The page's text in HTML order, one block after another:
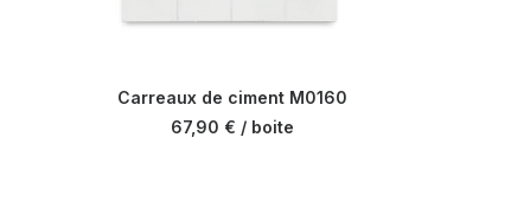
Carreaux de ciment M0160
67,90 € / boite